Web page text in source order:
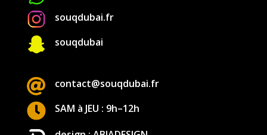
souqdubai.fr
 souqdubai
 contact@souqdubai.fr

SAM à JEU : 9h–12h